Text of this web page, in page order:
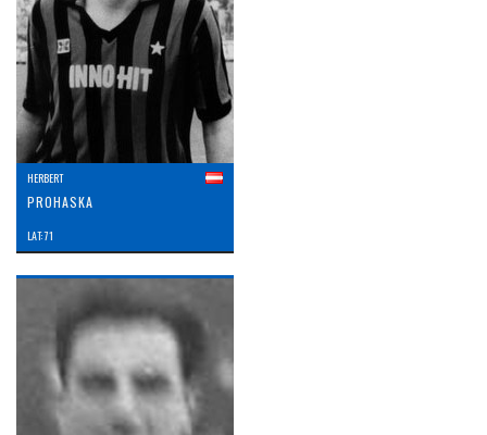
HERBERT
PROHASKA
LAT: 71